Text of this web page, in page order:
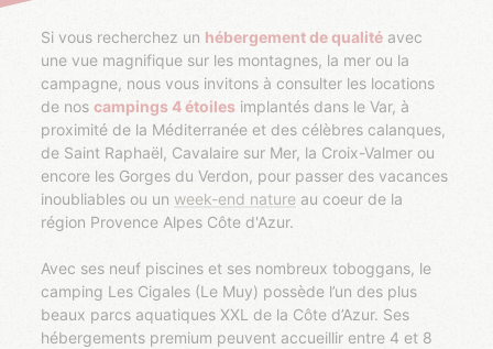
Si vous recherchez un hébergement de qualité avec
une vue magnifique sur les montagnes, la mer ou la
campagne, nous vous invitons à consulter les locations
de noscampings 4 étoiles implantés dans le Var, à
proximité de la Méditerranée et des célèbres calanques,
de Saint Raphaël, Cavalaire sur Mer, la Croix-Valmer ou
encore les Gorges du Verdon, pour passer des vacances
inoubliables ou un week-end nature au coeur de la
région Provence Alpes Côte d'Azur.
Avec ses neuf piscines et ses nombreux toboggans, le
camping Les Cigales (Le Muy) possède l’un des plus
beaux parcs aquatiques XXL de la Côte d’Azur. Ses
hébergements premium peuvent accueillir entre 4 et 8